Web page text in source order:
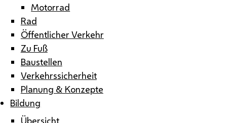
Motorrad
Rad
Öffentlicher Verkehr
Zu Fuß
Baustellen
Verkehrssicherheit
Planung & Konzepte
Bildung
Übersicht